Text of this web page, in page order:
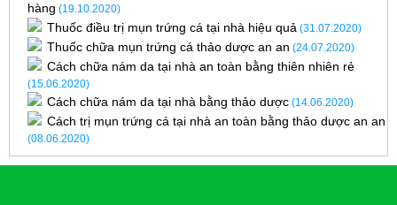
hàng (19.10.2020)
Thuốc điều trị mụn trứng cá tại nhà hiệu quả (31.07.2020)
Thuốc chữa mụn trứng cá thảo dược an an (24.07.2020)
Cách chữa nám da tại nhà an toàn bằng thiên nhiên rẻ
(15.06.2020)
Cách chữa nám da tại nhà bằng thảo dược (14.06.2020)
Cách trị mụn trứng cá tại nhà an toàn bằng thảo dược an an
(08.06.2020)